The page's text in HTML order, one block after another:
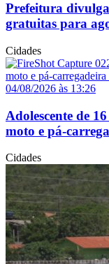
Prefeitura
gratuitas para
Cidades
04/08/2026 às 13:26
Adolescente de
moto e pá-
Cidades